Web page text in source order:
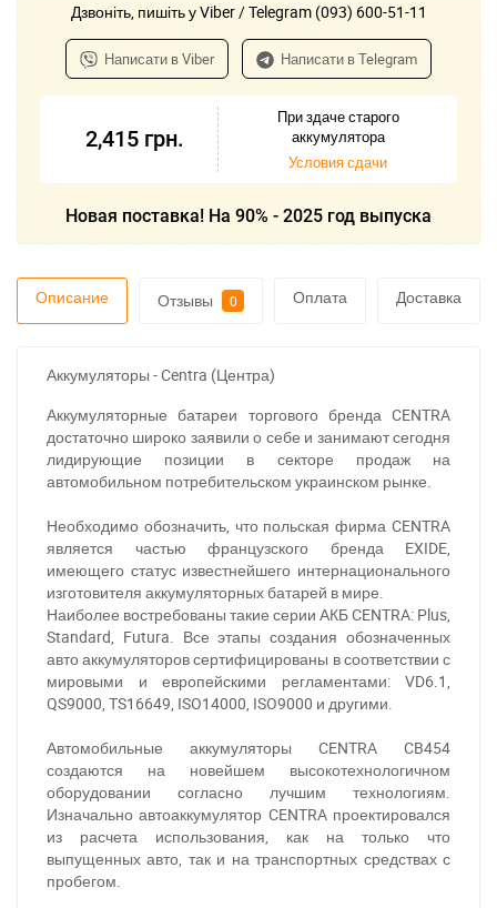
Дзвоніть, пишіть у Viber / Telegram (093) 600-51-11
Написати в Viber Написати в Telegram
2,415 грн.
При здаче старого
аккумулятора
Условия сдачи
Новая поставка! На 90% - 2025 год выпуска
Описание Отзывы 0 Оплата Доставка
Аккумуляторы - Centra (Центра)
Аккумуляторные батареи торгового бренда CENTRA
достаточно широко заявили о себе и занимают сегодня
лидирующие позиции в секторе продаж на
автомобильном потребительском украинском рынке.
Необходимо обозначить, что польская фирма CENTRA
является частью французского бренда EXIDE,
имеющего статус известнейшего интернационального
изготовителя аккумуляторных батарей в мире.
Наиболее востребованы такие серии АКБ CENTRA: Plus,
Standard, Futura. Все этапы создания обозначенных
авто аккумуляторов сертифицированы в соответствии с
мировыми и европейскими регламентами: VD6.1,
QS9000, TS16649, ISO14000, ISO9000 и другими.
Автомобильные аккумуляторы CENTRA CB454
создаются на новейшем высокотехнологичном
оборудовании согласно лучшим технологиям.
Изначально автоаккумулятор CENTRA проектировался
из расчета использования, как на только что
выпущенных авто, так и на транспортных средствах с
пробегом.